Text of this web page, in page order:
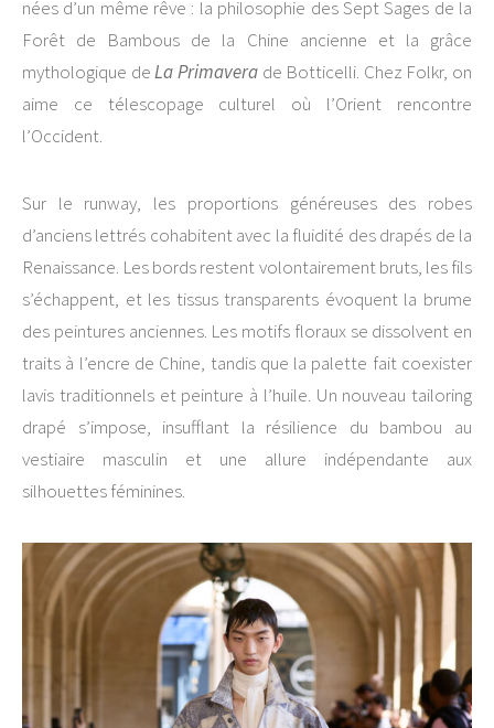
nées d’un même rêve : la philosophie des Sept Sages de la
Forêt de Bambous de la Chine ancienne et la grâce
mythologique deLa Primaverade Botticelli. Chez Folkr, on
aime ce télescopage culturel où l’Orient rencontre
l’Occident.
Sur le runway, les proportions généreuses des robes
d’anciens lettrés cohabitent avec la fluidité des drapés de la
Renaissance. Les bords restent volontairement bruts, les fils
s’échappent, et les tissus transparents évoquent la brume
des peintures anciennes. Les motifs floraux se dissolvent en
traits à l’encre de Chine, tandis que la palette fait coexister
lavis traditionnels et peinture à l’huile. Un nouveau tailoring
drapé s’impose, insufflant la résilience du bambou au
vestiaire masculin et une allure indépendante aux
silhouettes féminines.